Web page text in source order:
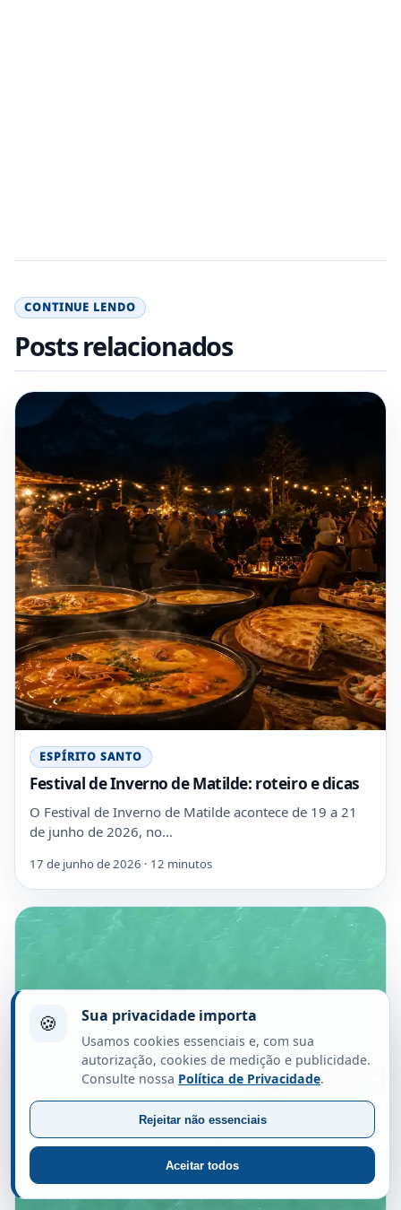
CONTINUE LENDO
Posts relacionados
ESPÍRITO SANTO
Festival de Inverno de Matilde: roteiro e dicas
O Festival de Inverno de Matilde acontece de 19 a 21
de junho de 2026, no…
17 de junho de 2026 · 12 minutos
🍪 Sua privacidade importa
Usamos cookies essenciais e, com sua
autorização, cookies de medição e publicidade.
Consulte nossa Política de Privacidade.
Aceitar todos
Rejeitar não essenciais